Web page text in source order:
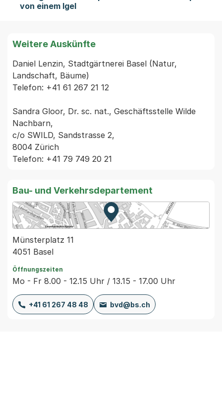
von einem Igel
Weitere Auskünfte
Daniel Lenzin, Stadtgärtnerei Basel (Natur,
Landschaft, Bäume)
Telefon: +41 61 267 21 12
Sandra Gloor, Dr. sc. nat., Geschäftsstelle Wilde
Nachbarn,
c/o SWILD, Sandstrasse 2,
8004 Zürich
Bau- und Verkehrsdepartement
Zur Karte von MapBS.
Externer Link, wird in einem
Münsterplatz 11
4051 Basel
Öffnungszeiten
Mo - Fr 8.00 - 12.15 Uhr / 13.15 - 17.00 Uhr
+41 61 267 48 48 bvd@bs.ch